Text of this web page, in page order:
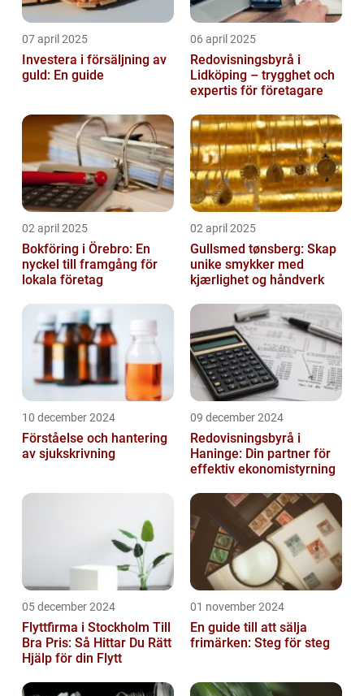
07 april 2025
Investera i försäljning av
guld: En guide
06 april 2025
Redovisningsbyrå i
Lidköping – trygghet och
expertis för företagare
02 april 2025
Bokföring i Örebro: En
nyckel till framgång för
lokala företag
02 april 2025
Gullsmed tønsberg: Skap
unike smykker med
kjærlighet og håndverk
10 december 2024
Förståelse och hantering
av sjukskrivning
09 december 2024
Redovisningsbyrå i
Haninge: Din partner för
effektiv ekonomistyrning
05 december 2024
Flyttfirma i Stockholm Till
Bra Pris: Så Hittar Du Rätt
Hjälp för din Flytt
01 november 2024
En guide till att sälja
frimärken: Steg för steg